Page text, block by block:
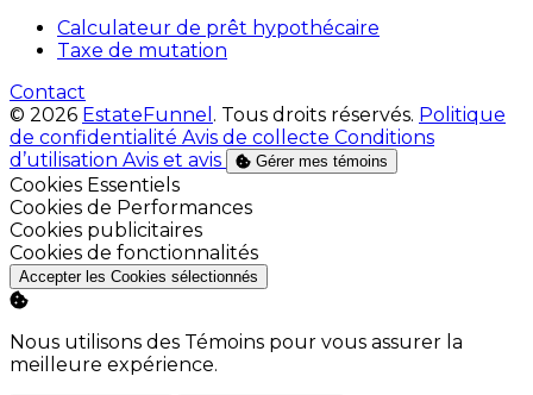
Calculateur de prêt hypothécaire
Taxe de mutation
Contact
© 2026 EstateFunnel . Tous droits réservés. Politique
de confidentialité Avis de collecte Conditions
d’utilisation Avis et avis Gérer mes témoins
Activer
Cookies Essentiels
Activer
Cookies de Performances
Activer
Cookies publicitaires
Activer
Cookies de fonctionnalités
Accepter les Cookies sélectionnés
Nous utilisons des Témoins pour vous assurer la
meilleure expérience.